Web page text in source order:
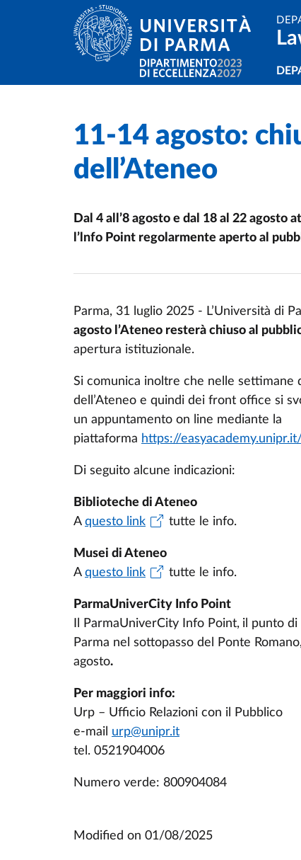
Skip to main content
Skip to footer
Home
/
11-14 agosto:
dell’Ateneo
Dal 4 all’8 agosto e dal 18 al 22
l’lnfo Point regolarmente aperto al
Parma, 31 luglio 2025 - L’Università di
agosto l’Ateneo resterà chiuso al
apertura istituzionale.
Si comunica inoltre che nelle settimane
dell’Ateneo e quindi dei front office si
un appuntamento on line mediante la
piattaforma https://
Di seguito alcune indicazioni:
Biblioteche di Ateneo
Aquesto link tutte le info.
Musei di Ateneo
Aquesto link tutte le info.
ParmaUniverCity Info Point
Il ParmaUniverCity Info Point, il punto di
Parma nel sottopasso del Ponte
agosto.
Per maggiori info:
Urp – Ufficio Relazioni con il Pubblico
e-mail urp@unipr.it
tel.0521904006
Numero verde: 800904084
Modified on01/08/2025